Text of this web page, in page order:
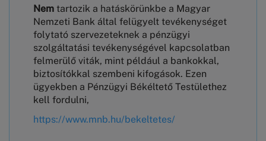
Nem tartozik a hatáskörünkbe a Magyar
Nemzeti Bank által felügyelt tevékenységet
folytató szervezeteknek a pénzügyi
szolgáltatási tevékenységével kapcsolatban
felmerülő viták, mint például a bankokkal,
biztosítókkal szembeni kifogások. Ezen
ügyekben a Pénzügyi Békéltető Testülethez
kell fordulni,
https://www.mnb.hu/bekeltetes/